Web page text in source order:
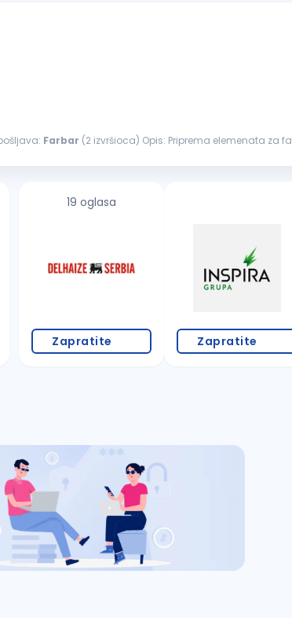
Farbar (2 izvršioca) Opis: Priprema elemenata za farbanje
19 oglasa
Zapratite Zapratite